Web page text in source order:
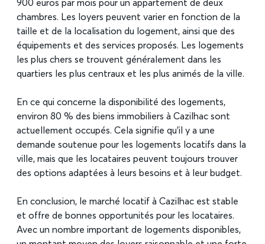
900 euros par mois pour un appartement de deux
chambres. Les loyers peuvent varier en fonction de la
taille et de la localisation du logement, ainsi que des
équipements et des services proposés. Les logements
les plus chers se trouvent généralement dans les
quartiers les plus centraux et les plus animés de la ville.
En ce qui concerne la disponibilité des logements,
environ 80 % des biens immobiliers à Cazilhac sont
actuellement occupés. Cela signifie qu’il y a une
demande soutenue pour les logements locatifs dans la
ville, mais que les locataires peuvent toujours trouver
des options adaptées à leurs besoins et à leur budget.
En conclusion, le marché locatif à Cazilhac est stable
et offre de bonnes opportunités pour les locataires.
Avec un nombre important de logements disponibles,